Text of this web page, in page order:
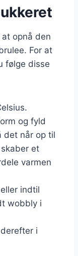
opnå den
For at
følge disse
og fyld
det når op til
et
varmen
indtil
wobbly i
i